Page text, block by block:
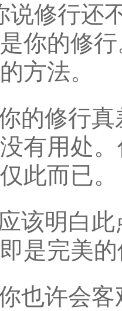
说修行还
你的修
方法。
的修行
有用处
此而已。
该明白
是完美
也许会